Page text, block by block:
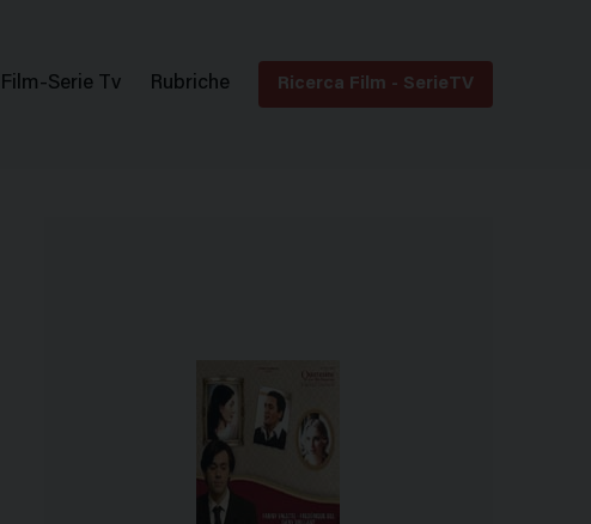
Film-Serie Tv Rubriche Ricerca Film - SerieTV